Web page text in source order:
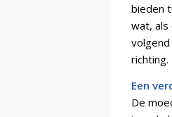
bieden
wat, als
richting.
Een
De